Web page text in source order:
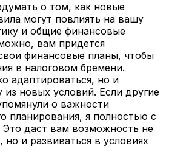
о том, как новые
могут повлиять на вашу
и общие финансовые
вам придется
финансовые планы, чтобы
в налоговом бремени.
адаптироваться, но и
из новых условий. Если другие
о важности
планирования, я полностью с
Это даст вам возможность не
и развиваться в условиях